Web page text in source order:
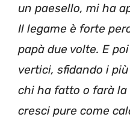
un paesello, mi ha
Il legame è forte
papà due volte. E
vertici, sfidando i
chi ha fatto o farà la
cresci pure come